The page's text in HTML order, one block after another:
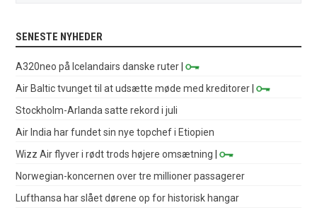
SENESTE NYHEDER
A320neo på Icelandairs danske ruter |
Air Baltic tvunget til at udsætte møde med kreditorer |
Stockholm-Arlanda satte rekord i juli
Air India har fundet sin nye topchef i Etiopien
Wizz Air flyver i rødt trods højere omsætning |
Norwegian-koncernen over tre millioner passagerer
Lufthansa har slået dørene op for historisk hangar